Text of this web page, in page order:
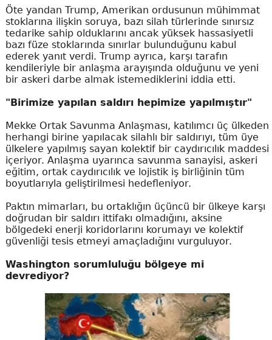
Öte yandan Trump, Amerikan ordusunun mühimmat
stoklarına ilişkin soruya, bazı silah türlerinde sınırsız
tedarike sahip olduklarını ancak yüksek hassasiyetli
bazı füze stoklarında sınırlar bulunduğunu kabul
ederek yanıt verdi. Trump ayrıca, karşı tarafın
kendileriyle bir anlaşma arayışında olduğunu ve yeni
bir askeri darbe almak istemediklerini iddia etti.
"Birimize yapılan saldırı hepimize yapılmıştır"
Mekke Ortak Savunma Anlaşması, katılımcı üç ülkeden
herhangi birine yapılacak silahlı bir saldırıyı, tüm üye
ülkelere yapılmış sayan kolektif bir caydırıcılık maddesi
içeriyor. Anlaşma uyarınca savunma sanayisi, askeri
eğitim, ortak caydırıcılık ve lojistik iş birliğinin tüm
boyutlarıyla geliştirilmesi hedefleniyor.
Paktın mimarları, bu ortaklığın üçüncü bir ülkeye karşı
doğrudan bir saldırı ittifakı olmadığını, aksine
bölgedeki enerji koridorlarını korumayı ve kolektif
güvenliği tesis etmeyi amaçladığını vurguluyor.
Washington sorumluluğu bölgeye mi
devrediyor?